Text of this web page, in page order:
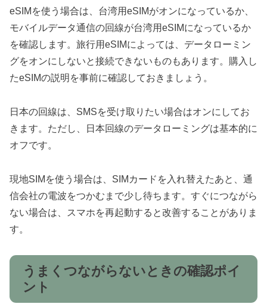
eSIMを使う場合は、台湾用eSIMがオンになっているか、
モバイルデータ通信の回線が台湾用eSIMになっているか
を確認します。旅行用eSIMによっては、データローミン
グをオンにしないと接続できないものもあります。購入し
たeSIMの説明を事前に確認しておきましょう。
日本の回線は、SMSを受け取りたい場合はオンにしてお
きます。ただし、日本回線のデータローミングは基本的に
オフです。
現地SIMを使う場合は、SIMカードを入れ替えたあと、通
信会社の電波をつかむまで少し待ちます。すぐにつながら
ない場合は、スマホを再起動すると改善することがありま
す。
うまくつながらないときの確認ポイ
ント